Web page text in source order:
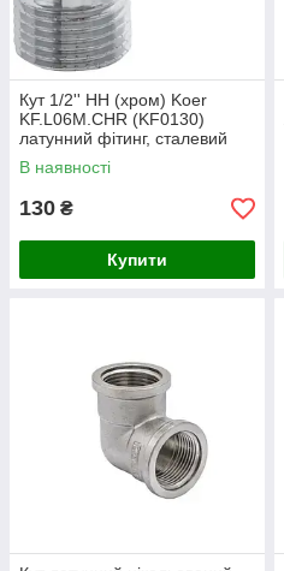
Кут 1/2'' НН (хром) Koer
KF.L06M.CHR (KF0130)
латунний фітинг, сталевий
колір, для труб, діаметр
підключення 1/2", вага 81 г,
В наявності
130 ₴
Купити